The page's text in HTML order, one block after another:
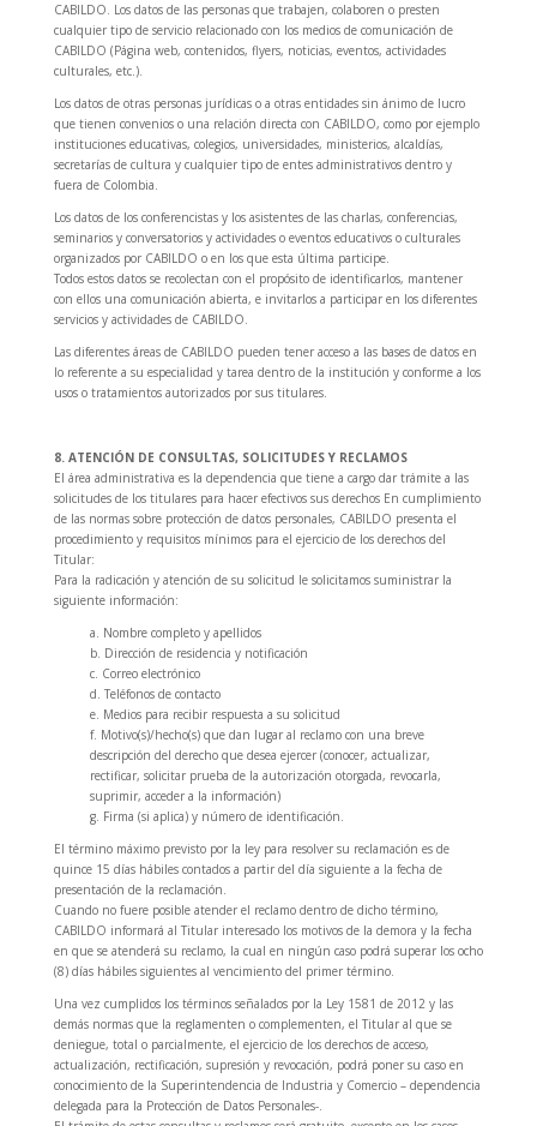
CABILDO. Los datos de las personas que trabajen, colaboren o presten
cualquier tipo de servicio relacionado con los medios de comunicación de
CABILDO (Página web, contenidos, flyers, noticias, eventos, actividades
culturales, etc.).
Los datos de otras personas jurídicas o a otras entidades sin ánimo de lucro
que tienen convenios o una relación directa con CABILDO, como por ejemplo
instituciones educativas, colegios, universidades, ministerios, alcaldías,
secretarías de cultura y cualquier tipo de entes administrativos dentro y
fuera de Colombia.
Los datos de los conferencistas y los asistentes de las charlas, conferencias,
seminarios y conversatorios y actividades o eventos educativos o culturales
organizados por CABILDO o en los que esta última participe.
Todos estos datos se recolectan con el propósito de identificarlos, mantener
con ellos una comunicación abierta, e invitarlos a participar en los diferentes
servicios y actividades de CABILDO.
Las diferentes áreas de CABILDO pueden tener acceso a las bases de datos en
lo referente a su especialidad y tarea dentro de la institución y conforme a los
usos o tratamientos autorizados por sus titulares.
8. ATENCIÓN DE CONSULTAS, SOLICITUDES Y RECLAMOS
El área administrativa es la dependencia que tiene a cargo dar trámite a las
solicitudes de los titulares para hacer efectivos sus derechos En cumplimiento
de las normas sobre protección de datos personales, CABILDO presenta el
procedimiento y requisitos mínimos para el ejercicio de los derechos del
Titular:
Para la radicación y atención de su solicitud le solicitamos suministrar la
siguiente información:
a. Nombre completo y apellidos
b. Dirección de residencia y notificación
c. Correo electrónico
d. Teléfonos de contacto
e. Medios para recibir respuesta a su solicitud
f. Motivo(s)/hecho(s) que dan lugar al reclamo con una breve
descripción del derecho que desea ejercer (conocer, actualizar,
rectificar, solicitar prueba de la autorización otorgada, revocarla,
suprimir, acceder a la información)
g. Firma (si aplica) y número de identificación.
El término máximo previsto por la ley para resolver su reclamación es de
quince 15 días hábiles contados a partir del día siguiente a la fecha de
presentación de la reclamación.
Cuando no fuere posible atender el reclamo dentro de dicho término,
CABILDO informará al Titular interesado los motivos de la demora y la fecha
en que se atenderá su reclamo, la cual en ningún caso podrá superar los ocho
(8) días hábiles siguientes al vencimiento del primer término.
Una vez cumplidos los términos señalados por la Ley 1581 de 2012 y las
demás normas que la reglamenten o complementen, el Titular al que se
deniegue, total o parcialmente, el ejercicio de los derechos de acceso,
actualización, rectificación, supresión y revocación, podrá poner su caso en
conocimiento de la Superintendencia de Industria y Comercio – dependencia
delegada para la Protección de Datos Personales-.